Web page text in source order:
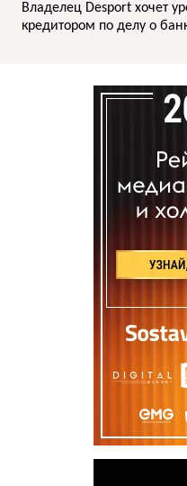
Владелец Desport хочет
кредитором по делу о